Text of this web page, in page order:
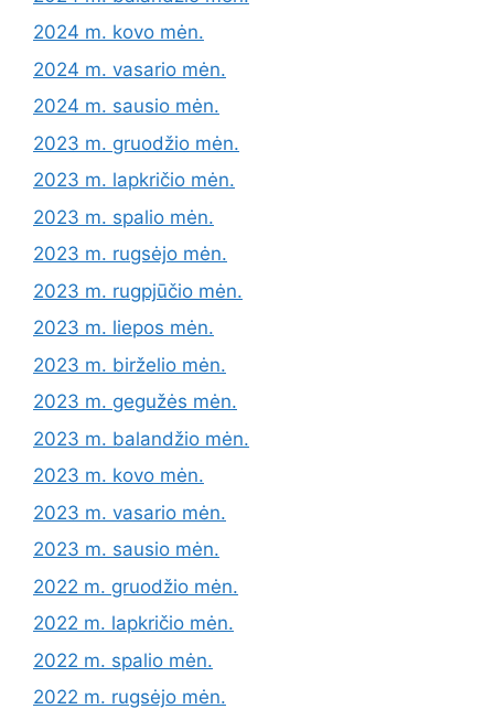
2024 m. kovo mėn.
2024 m. vasario mėn.
2024 m. sausio mėn.
2023 m. gruodžio mėn.
2023 m. lapkričio mėn.
2023 m. spalio mėn.
2023 m. rugsėjo mėn.
2023 m. rugpjūčio mėn.
2023 m. liepos mėn.
2023 m. birželio mėn.
2023 m. gegužės mėn.
2023 m. balandžio mėn.
2023 m. kovo mėn.
2023 m. vasario mėn.
2023 m. sausio mėn.
2022 m. gruodžio mėn.
2022 m. lapkričio mėn.
2022 m. spalio mėn.
2022 m. rugsėjo mėn.